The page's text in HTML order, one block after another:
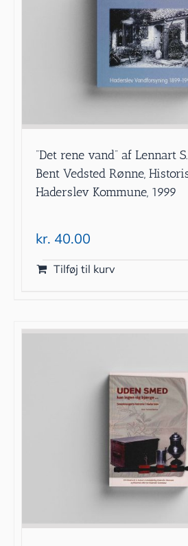
”Det rene vand” af Lennart
Bent Vedsted Rønne,
Haderslev Kommune, 1999
kr. 40.00
Tilføj til kurv